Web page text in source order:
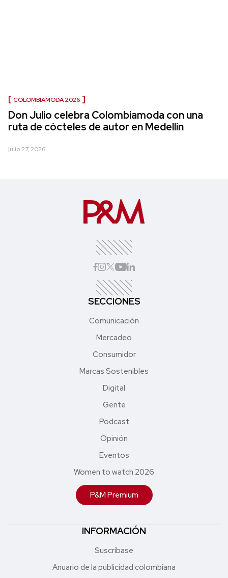
COLOMBIAMODA 2026
Don Julio celebra Colombiamoda con una
ruta de cócteles de autor en Medellín
julio 27, 2026
SECCIONES
Comunicación
Mercadeo
Consumidor
Marcas Sostenibles
Digital
Gente
Podcast
Opinión
Eventos
Women to watch 2026
P&M Premium
INFORMACIÓN
Suscríbase
Anuario de la publicidad colombiana